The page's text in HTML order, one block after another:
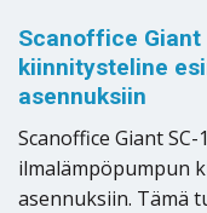
Scanoffice Giant
kiinnitysteline
asennuksiin
Scanoffice Giant
ilmalämpöpumpun
asennuksiin. Tämä